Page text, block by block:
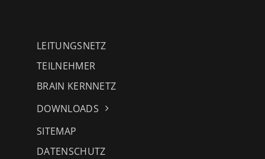
LEITUNGSNETZ
TEILNEHMER
BRAIN KERNNETZ
DOWNLOADS
SITEMAP
DATENSCHUTZ